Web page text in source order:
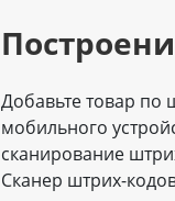
Добавьте товар
мобильного
сканирование
Сканер штрих-